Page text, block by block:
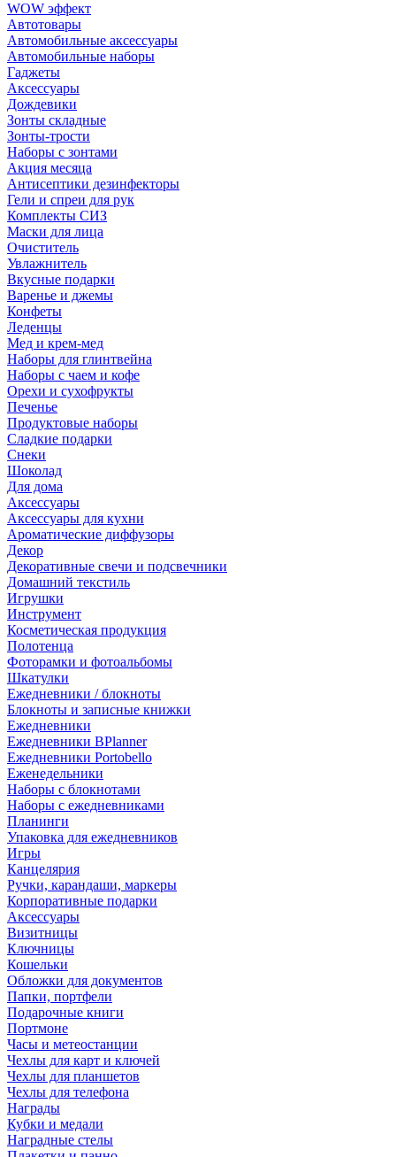
WOW эффект
Автотовары
Автомобильные аксессуары
Автомобильные наборы
Гаджеты
Аксессуары
Дождевики
Зонты складные
Зонты-трости
Наборы с зонтами
Акция месяца
Антисептики дезинфекторы
Гели и спреи для рук
Комплекты СИЗ
Маски для лица
Очиститель
Увлажнитель
Вкусные подарки
Варенье и джемы
Конфеты
Леденцы
Мед и крем-мед
Наборы для глинтвейна
Наборы с чаем и кофе
Орехи и сухофрукты
Печенье
Продуктовые наборы
Сладкие подарки
Снеки
Шоколад
Для дома
Аксессуары
Аксессуары для кухни
Ароматические диффузоры
Декор
Декоративные свечи и подсвечники
Домашний текстиль
Игрушки
Инструмент
Косметическая продукция
Полотенца
Фоторамки и фотоальбомы
Шкатулки
Ежедневники / блокноты
Блокноты и записные книжки
Ежедневники
Ежедневники BPlanner
Ежедневники Portobello
Еженедельники
Наборы с блокнотами
Наборы с ежедневниками
Планинги
Упаковка для ежедневников
Игры
Канцелярия
Ручки, карандаши, маркеры
Корпоративные подарки
Аксессуары
Визитницы
Ключницы
Кошельки
Обложки для документов
Папки, портфели
Подарочные книги
Портмоне
Часы и метеостанции
Чехлы для карт и ключей
Чехлы для планшетов
Чехлы для телефона
Награды
Кубки и медали
Наградные стелы